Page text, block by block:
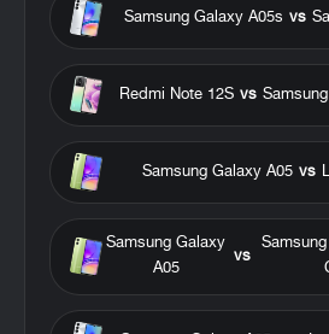
vs
Samsung Galaxy A05s
vs
Redmi Note 12S
vs
Samsung Galaxy A05
vs
Samsung Galaxy
A05